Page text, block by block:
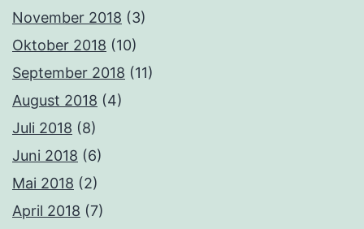
November 2018 (3)
Oktober 2018 (10)
September 2018 (11)
August 2018 (4)
Juli 2018 (8)
Juni 2018 (6)
Mai 2018 (2)
April 2018 (7)